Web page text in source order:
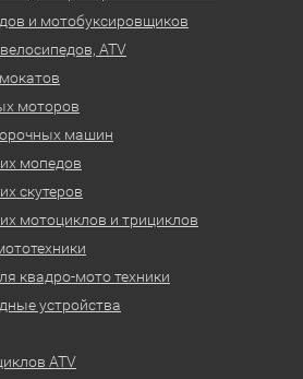
и мотобуксировщиков
ATV
моторов
машин
мопедов
скутеров
мотоциклов и трициклов
квадро-мото техники
устройства
ATV